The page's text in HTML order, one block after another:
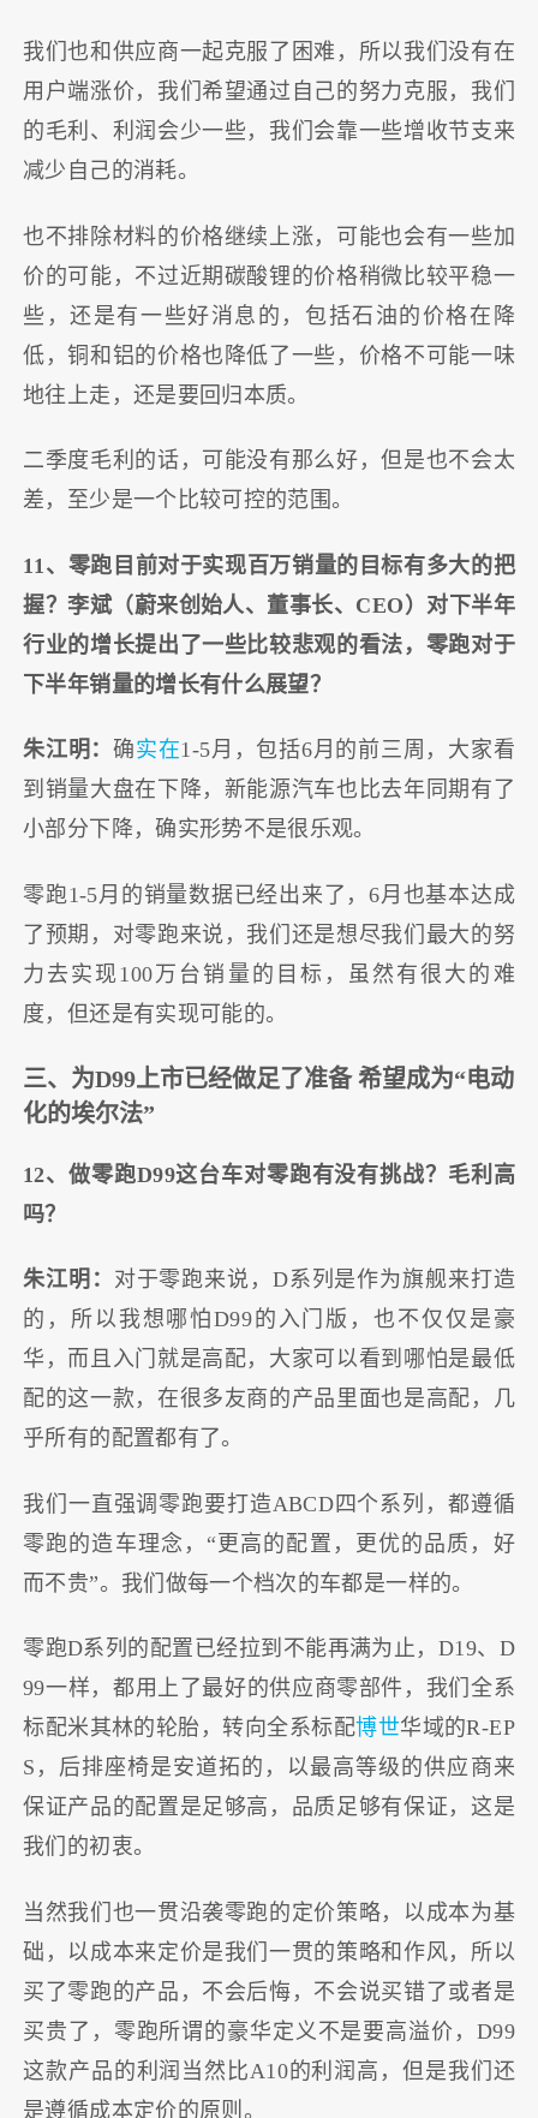
我们也和供应商一起克服了困难，所以我们没有在
用户端涨价，我们希望通过自己的努力克服，我们
的毛利、利润会少一些，我们会靠一些增收节支来
减少自己的消耗。
也不排除材料的价格继续上涨，可能也会有一些加
价的可能，不过近期碳酸锂的价格稍微比较平稳一
些，还是有一些好消息的，包括石油的价格在降
低，铜和铝的价格也降低了一些，价格不可能一味
地往上走，还是要回归本质。
二季度毛利的话，可能没有那么好，但是也不会太
差，至少是一个比较可控的范围。
11、零跑目前对于实现百万销量的目标有多大的把
握？李斌（蔚来创始人、董事长、CEO）对下半年
行业的增长提出了一些比较悲观的看法，零跑对于
下半年销量的增长有什么展望？
朱江明：确实在1-5月，包括6月的前三周，大家看
到销量大盘在下降，新能源汽车也比去年同期有了
小部分下降，确实形势不是很乐观。
零跑1-5月的销量数据已经出来了，6月也基本达成
了预期，对零跑来说，我们还是想尽我们最大的努
力去实现100万台销量的目标，虽然有很大的难
度，但还是有实现可能的。
三、为D99上市已经做足了准备 希望成为“电动
化的埃尔法”
12、做零跑D99这台车对零跑有没有挑战？毛利高
吗？
朱江明： 对于零跑来说，D系列是作为旗舰来打造
的，所以我想哪怕D99的入门版，也不仅仅是豪
华，而且入门就是高配，大家可以看到哪怕是最低
配的这一款，在很多友商的产品里面也是高配，几
乎所有的配置都有了。
我们一直强调零跑要打造ABCD四个系列，都遵循
零跑的造车理念，“更高的配置，更优的品质，好
而不贵”。我们做每一个档次的车都是一样的。
零跑D系列的配置已经拉到不能再满为止，D19、D
99一样，都用上了最好的供应商零部件，我们全系
标配米其林的轮胎，转向全系标配博世华域的R-EP
S，后排座椅是安道拓的，以最高等级的供应商来
保证产品的配置是足够高，品质足够有保证，这是
我们的初衷。
当然我们也一贯沿袭零跑的定价策略，以成本为基
础，以成本来定价是我们一贯的策略和作风，所以
买了零跑的产品，不会后悔，不会说买错了或者是
买贵了，零跑所谓的豪华定义不是要高溢价，D99
这款产品的利润当然比A10的利润高，但是我们还
是遵循成本定价的原则。